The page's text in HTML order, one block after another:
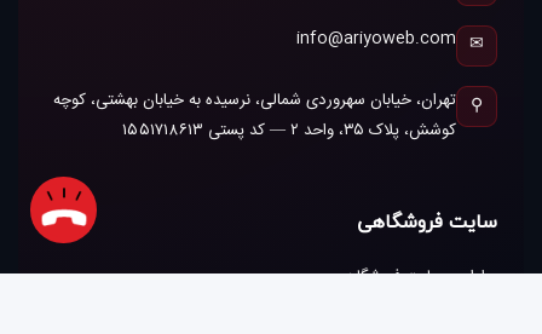
✉
info@ariyoweb.com
⚲
تهران، خیابان سهروردی شمالی، نرسیده به خیابان بهشتی، کوچه
کوشش، پلاک ۳۵، واحد ۲ — کد پستی ۱۵۵۱۷۱۸۶۱۳
سایت فروشگاهی
طراحی سایت فروشگاهی